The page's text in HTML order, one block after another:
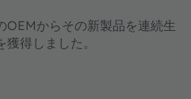
からその新製品を連続生
得しました。